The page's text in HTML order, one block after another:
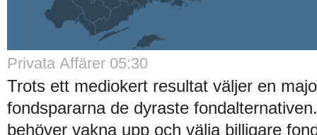
Privata Affärer 05:30
Trots ett mediokert resultat väljer en
fondspararna de dyraste
behöver vakna upp och välja billigare